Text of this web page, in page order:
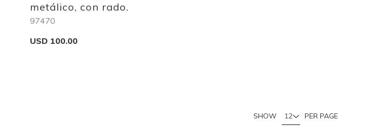
metálico, con rado.
97470
USD 100.00
SHOW PER PAGE